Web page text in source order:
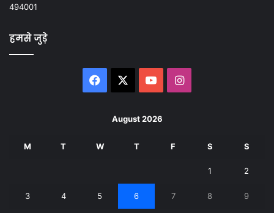
494001
हमसे जुड़े
Facebook YouTubeInstagram
August 2026
M T W T F S S
1 2
3 4 5 6 7 8 9